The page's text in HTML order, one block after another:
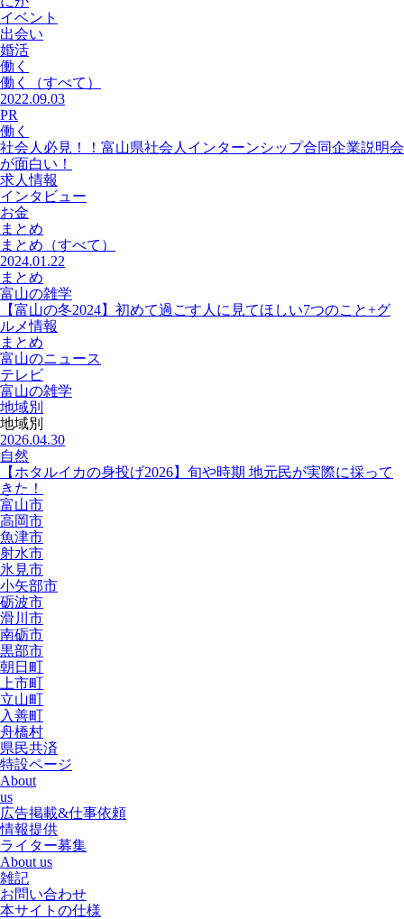
イベント
出会い
婚活
働く
働く
（すべて）
2022.09.03
PR
働く
社会人必見！！富山県社会人インターンシップ合同企業説明会
が面白い！
求人情報
インタビュー
お金
まとめ
まとめ （すべて）
2024.01.22
まとめ
富山の雑学
【富山の冬2024】初めて過ごす人に見てほしい7つのこと+グ
ルメ情報
まとめ
富山のニュース
テレビ
富山の雑学
地域別
地域別
2026.04.30
自然
【ホタルイカの身投げ2026】旬や時期 地元民が実際に採って
きた！
富山市
高岡市
魚津市
射水市
氷見市
小矢部市
砺波市
滑川市
南砺市
黒部市
朝日町
上市町
立山町
入善町
舟橋村
県民共済
特設ページ
About
us
広告掲載&仕事依頼
情報提供
ライター募集
About us
雑記
お問い合わせ
本サイトの仕様